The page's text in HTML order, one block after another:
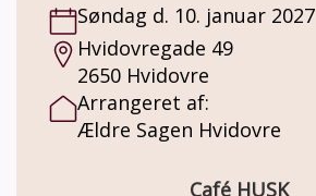
Søndag d. 10. januar 2027
Hvidovregade 49
2650 Hvidovre
Arrangeret af:
Ældre Sagen Hvidovre
Café HUSK